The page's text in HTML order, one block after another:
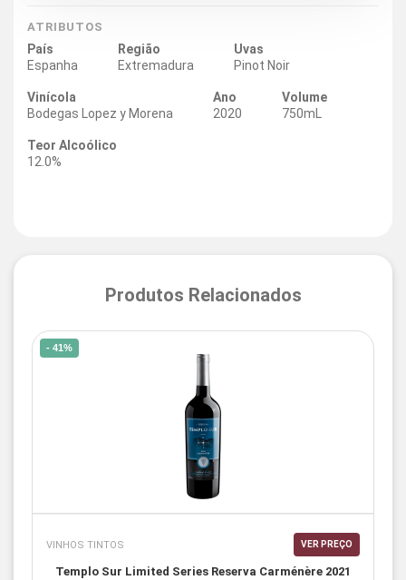
ATRIBUTOS
País
Espanha
Região
Extremadura
Uvas
Pinot Noir
Vinícola
Bodegas Lopez y Morena
Ano
2020
Volume
750mL
Teor Alcoólico
12.0%
Produtos Relacionados
- 41%
VINHOS TINTOS VER PREÇO
Templo Sur Limited Series Reserva Carménère 2021